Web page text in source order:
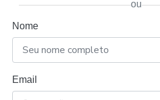
ou
Nome
Email